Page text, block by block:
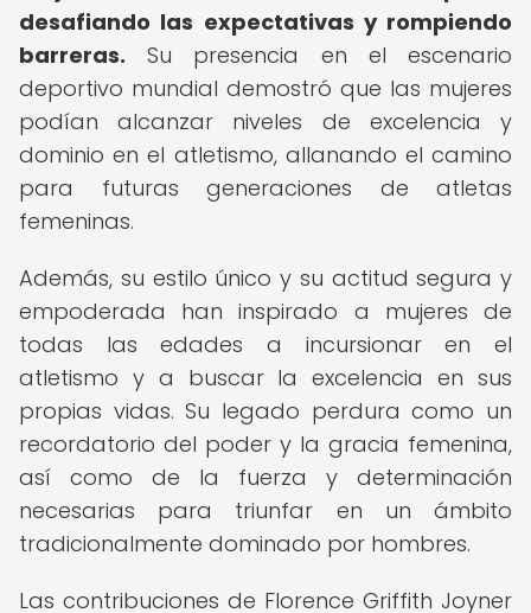
desafiando las expectativas y rompiendo
barreras. Su presencia en el escenario
deportivo mundial demostró que las mujeres
podían alcanzar niveles de excelencia y
dominio en el atletismo, allanando el camino
para futuras generaciones de atletas
femeninas.
Además, su estilo único y su actitud segura y
empoderada han inspirado a mujeres de
todas las edades a incursionar en el
atletismo y a buscar la excelencia en sus
propias vidas. Su legado perdura como un
recordatorio del poder y la gracia femenina,
así como de la fuerza y determinación
necesarias para triunfar en un ámbito
tradicionalmente dominado por hombres.
Las contribuciones de Florence Griffith Joyner